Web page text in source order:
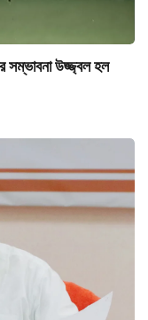
সম্ভাবনা উজ্জ্বল হল